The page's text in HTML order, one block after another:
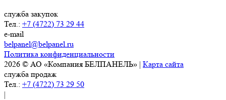
служба закупок
Тел.: +7 (4722) 73 29 44
e-mail
belpanel@belpanel.ru
Политика конфиденциальности
2026 © АО «Компания БЕЛПАНЕЛЬ» | Карта сайта
служба продаж
Тел.: +7 (4722) 73 29 50
|